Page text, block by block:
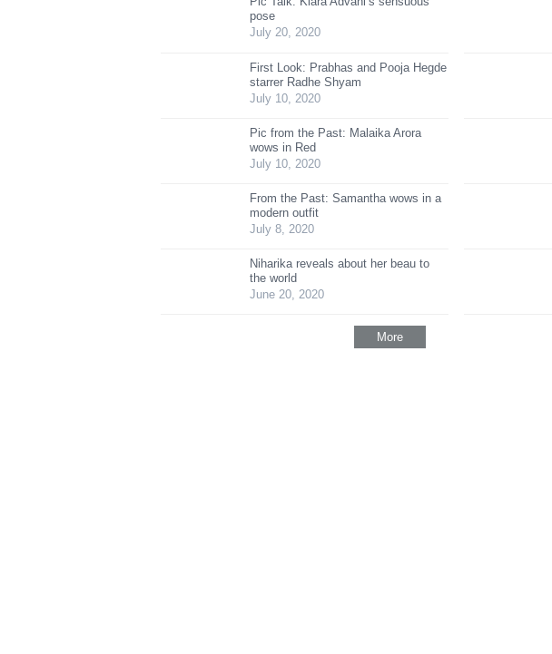
pose
July 20, 2020
First Look: Prabhas and Pooja Hegde
starrer Radhe Shyam
July 10, 2020
Pic from the Past: Malaika Arora
wows in Red
July 10, 2020
From the Past: Samantha wows in a
modern outfit
July 8, 2020
Niharika reveals about her beau to
the world
June 20, 2020
More